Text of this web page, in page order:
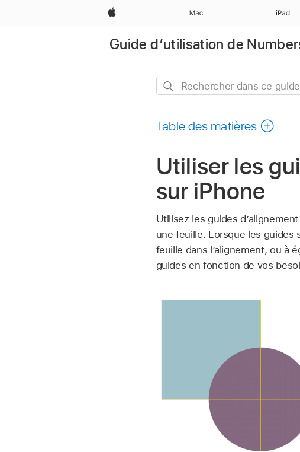
Apple Mac iPad
Guide d’utilisation de
Rechercher
guide
Table des matières
Utiliser les
sur iPhone
Utilisez les guides
une feuille. Lorsque les guides
feuille dans l’alignement, ou à
guides en fonction de vos